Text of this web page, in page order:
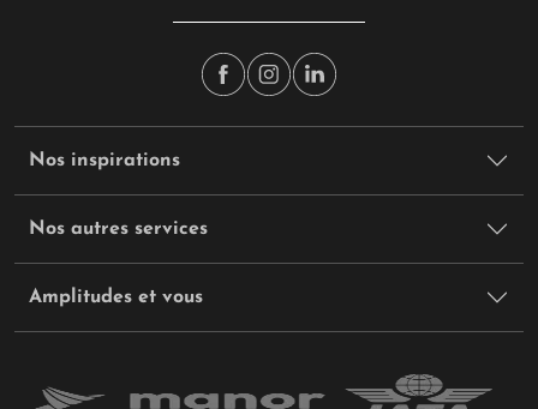
Nos inspirations
Nos autres services
Amplitudes et vous